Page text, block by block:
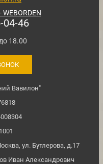
04-46
18.00
Вавилон"
ул. Бутлерова, д.17
Иван Александрович